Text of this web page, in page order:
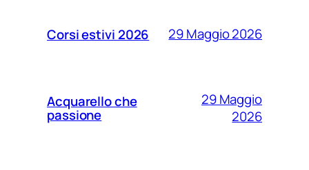
Corsi estivi 2026 29 Maggio 2026
Acquarello che
passione
29 Maggio
2026